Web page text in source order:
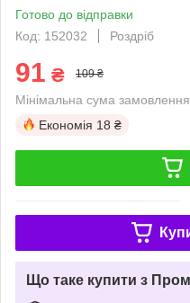
Готово до відправки
Код: 152032
Роздріб
91 ₴ 109 ₴
Мінімальна сума
Економія 18 ₴
Що таке купити з